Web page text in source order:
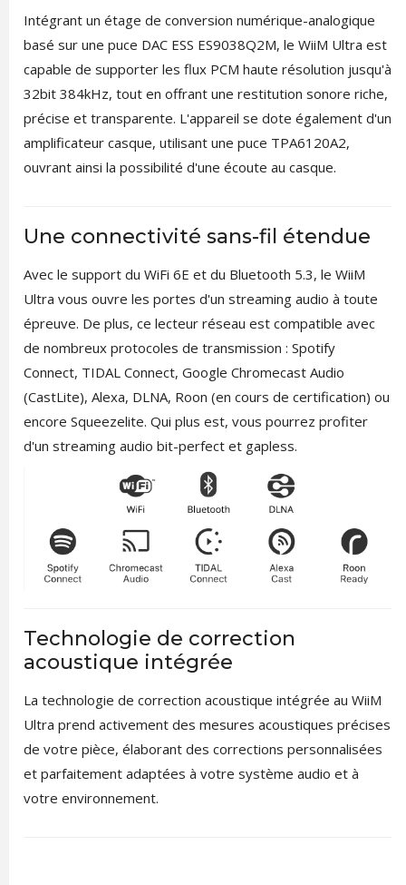
Intégrant un étage de conversion numérique-analogique
basé sur une puce DAC ESS ES9038Q2M, le WiiM Ultra est
capable de supporter les flux PCM haute résolution jusqu'à
32bit 384kHz, tout en offrant une restitution sonore riche,
précise et transparente. L'appareil se dote également d'un
amplificateur casque, utilisant une puce TPA6120A2,
ouvrant ainsi la possibilité d'une écoute au casque.
Une connectivité sans-fil étendue
Avec le support du WiFi 6E et du Bluetooth 5.3, le WiiM
Ultra vous ouvre les portes d'un streaming audio à toute
épreuve. De plus, ce lecteur réseau est compatible avec
de nombreux protocoles de transmission : Spotify
Connect, TIDAL Connect, Google Chromecast Audio
(CastLite), Alexa, DLNA, Roon (en cours de certification) ou
encore Squeezelite. Qui plus est, vous pourrez profiter
d'un streaming audio bit-perfect et gapless.
Technologie de correction
acoustique intégrée
La technologie de correction acoustique intégrée au WiiM
Ultra prend activement des mesures acoustiques précises
de votre pièce, élaborant des corrections personnalisées
et parfaitement adaptées à votre système audio et à
votre environnement.